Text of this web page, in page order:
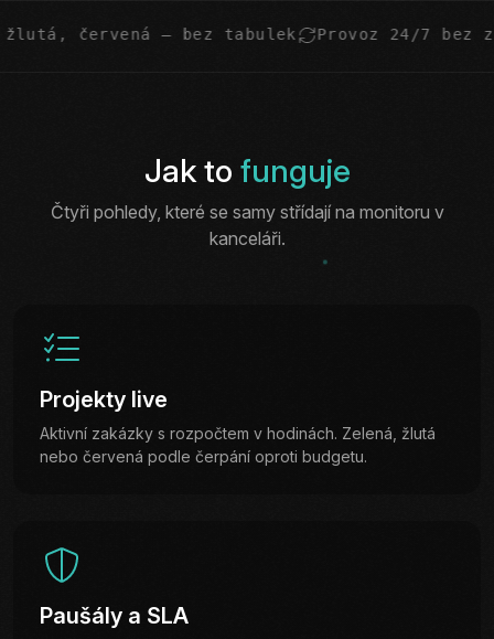
— bez tabulek Provoz 24/7 bez zásahu
Jak to funguje
Čtyři pohledy, které se samy střídají na monitoru v
kanceláři.
Projekty live
Aktivní zakázky s rozpočtem v hodinách. Zelená, žlutá
nebo červená podle čerpání oproti budgetu.
Paušály a SLA